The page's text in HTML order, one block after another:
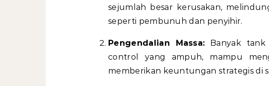
sejumlah besar kerusakan,
seperti pembunuh dan penyihir.
Pengendalian Massa: Banyak tank
control yang ampuh, mampu
memberikan keuntungan strategis di